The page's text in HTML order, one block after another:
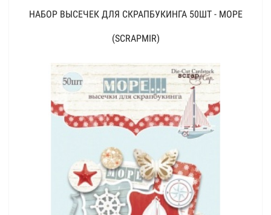
НАБОР ВЫСЕЧЕК ДЛЯ СКРАПБУКИНГА 50ШТ - МОРЕ
(SCRAPMIR)